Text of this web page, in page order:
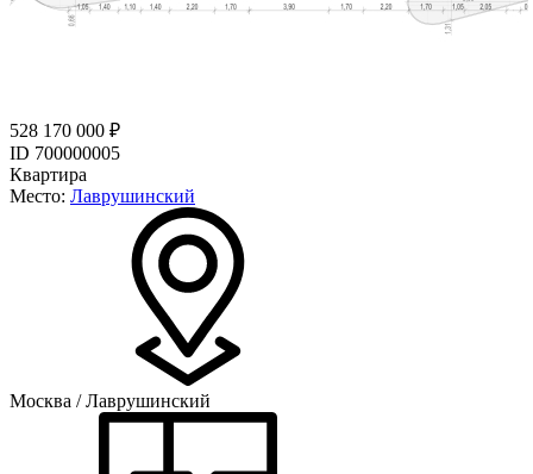
528 170 000 ₽
ID 700000005
Квартира
Место: Лаврушинский
Москва / Лаврушинский